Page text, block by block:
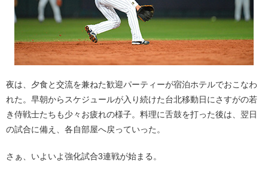
夜は、夕食と交流を兼ねた歓迎パーティーが宿泊ホテルでおこなわ
れた。早朝からスケジュールが入り続けた台北移動日にさすがの若
き侍戦士たちも少々お疲れの様子。料理に舌鼓を打った後は、翌日
の試合に備え、各自部屋へ戻っていった。
さぁ、いよいよ強化試合3連戦が始まる。